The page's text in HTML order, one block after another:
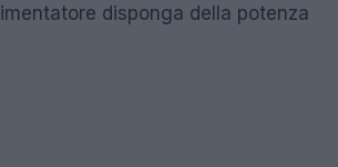
disponga della potenza